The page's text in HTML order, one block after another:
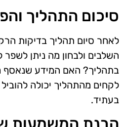
סיכום התהליך
לאחר סיום תהליך בדיקות
השלבים ולבחון מה ניתן
בתהליך? האם המידע שנאסף
לקחים מהתהליך יכולה
בעתיד.